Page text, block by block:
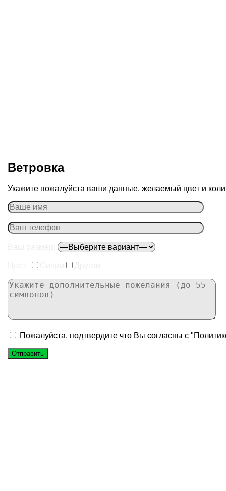
Ветровка
Укажите пожалуйста ваши данные, желаемый цвет и
Пожалуйста, подтвердите что Вы согласны с